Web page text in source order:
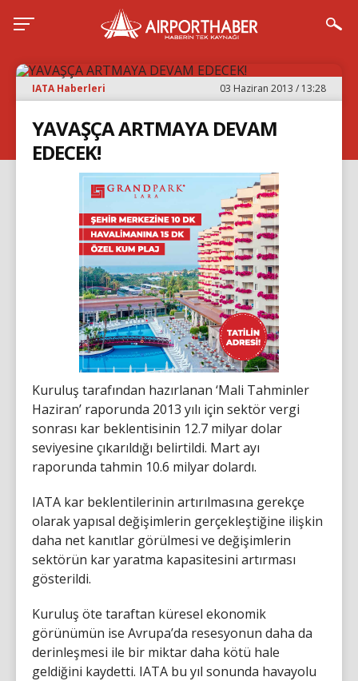
IATA Haberleri 03 Haziran 2013 / 13:28
YAVAŞÇA ARTMAYA DEVAM
EDECEK!
Kuruluş tarafından hazırlanan ‘Mali Tahminler
Haziran’ raporunda 2013 yılı için sektör vergi
sonrası kar beklentisinin 12.7 milyar dolar
seviyesine çıkarıldığı belirtildi. Mart ayı
raporunda tahmin 10.6 milyar dolardı.
IATA kar beklentilerinin artırılmasına gerekçe
olarak yapısal değişimlerin gerçekleştiğine ilişkin
daha net kanıtlar görülmesi ve değişimlerin
sektörün kar yaratma kapasitesini artırması
gösterildi.
Kuruluş öte taraftan küresel ekonomik
görünümün ise Avrupa’da resesyonun daha da
derinleşmesi ile bir miktar daha kötü hale
geldiğini kaydetti. IATA bu yıl sonunda havayolu